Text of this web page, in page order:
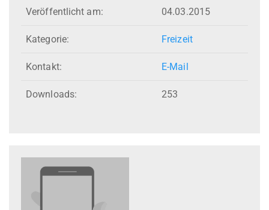
Veröffentlicht am: 04.03.2015
Kategorie: Freizeit
Kontakt: E-Mail
Downloads: 253